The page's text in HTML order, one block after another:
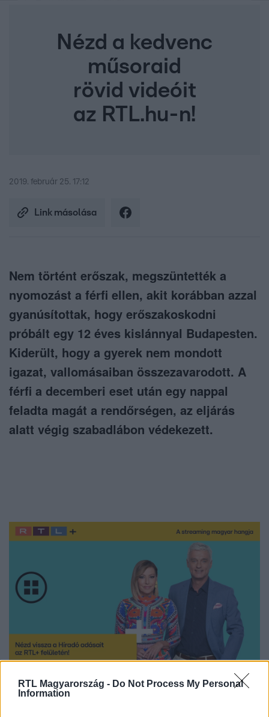
RTL Magyarország - Do Not Process My Personal
Information
Nézd a kedvenc
műsoraid
rövid videóit
az RTL.hu-n!
2019. február 25. 17:12
Link másolása
Nem történt erőszak, megszüntették a
nyomozást a férfi ellen, akit korábban azzal
gyanúsítottak, hogy erőszakoskodni
próbált egy 12 éves kislánnyal Budapesten.
Kiderült, hogy a gyerek nem mondott
igazat, vallomásaiban összezavarodott. A
férfi a decemberi eset után egy nappal
feladta magát a rendőrségen, az eljárás
alatt végig szabadlábon védekezett.
Nézd vissza a Híradó adásait az RTL+ felületén!